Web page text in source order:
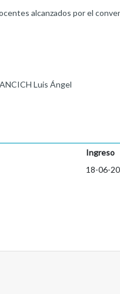
alcanzados por el
Luis Ángel
Ingreso
18-06-